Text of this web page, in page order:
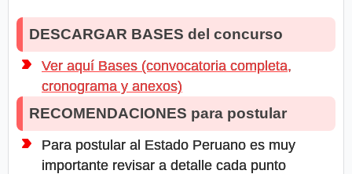
DESCARGAR BASES del concurso
Ver aquí Bases (convocatoria completa,
cronograma y anexos)
RECOMENDACIONES para postular
Para postular al Estado Peruano es muy
importante revisar a detalle cada punto